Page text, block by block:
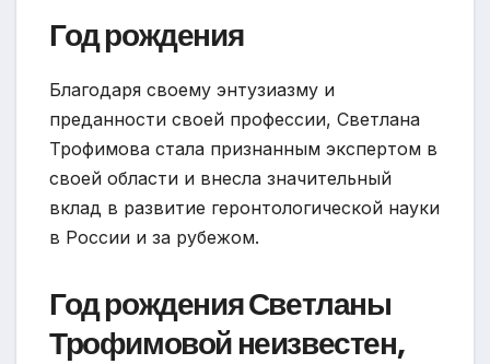
Год рождения
Благодаря своему энтузиазму и
преданности своей профессии, Светлана
Трофимова стала признанным экспертом в
своей области и внесла значительный
вклад в развитие геронтологической науки
в России и за рубежом.
Год рождения Светланы
Трофимовой неизвестен,